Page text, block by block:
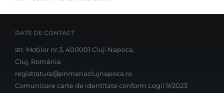
DATE DE CONTACT
str. Moților nr.3, 400001 Cluj-Napoca,
Cluj, România
registratura@primariaclujnapoca.ro
Comunicare carte de identitate conform Legii 9/2023: